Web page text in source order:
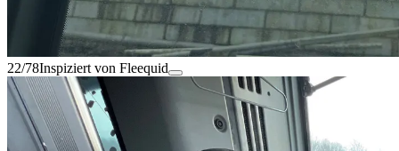
22/78Inspiziert von Fleequid